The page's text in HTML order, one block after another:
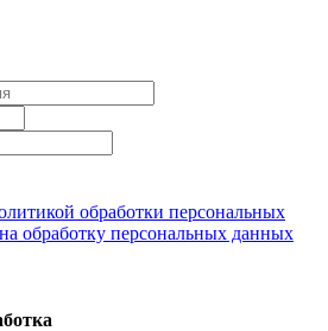
обработки персональных
обработку персональных данных